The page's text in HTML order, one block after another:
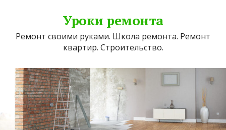
Уроки ремонта
Ремонт своими руками. Школа ремонта. Ремонт
квартир. Строительство.